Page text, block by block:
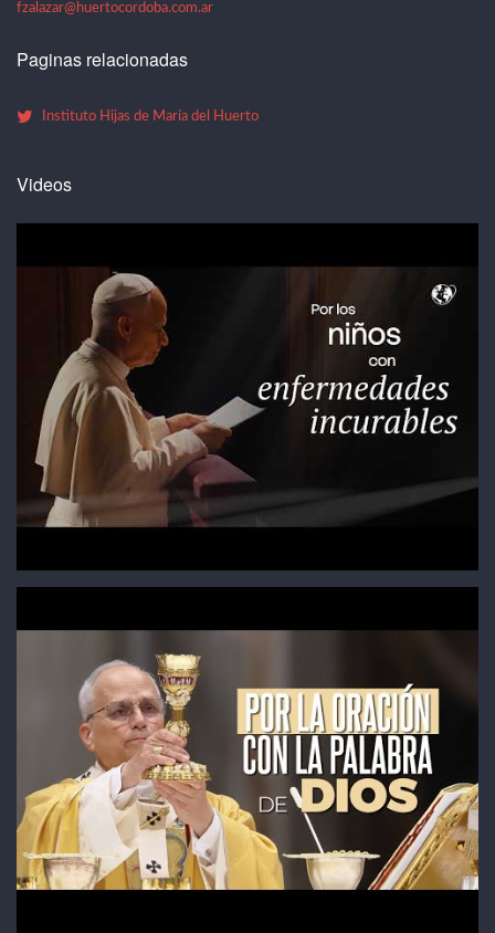
fzalazar@huertocordoba.com.ar
Paginas relacionadas
Instituto Hijas de María del Huerto
Videos